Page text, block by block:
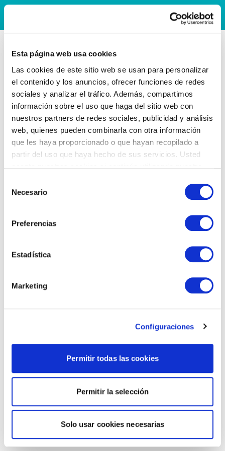
Esta página web usa cookies
Las cookies de este sitio web se usan para personalizar
el contenido y los anuncios, ofrecer funciones de redes
sociales y analizar el tráfico. Además, compartimos
información sobre el uso que haga del sitio web con
nuestros partners de redes sociales, publicidad y análisis
web, quienes pueden combinarla con otra información
que les haya proporcionado o que hayan recopilado a
partir del uso que haya hecho de sus servicios. Usted
Necesario
Preferencias
Estadística
Marketing
Configuraciones
Permitir todas las cookies
Permitir la selección
Solo usar cookies necesarias